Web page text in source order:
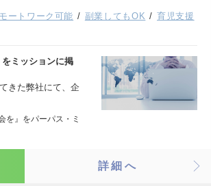
ートワーク可能 副業してもOK
育児支援
をミッションに掲
きた弊社にて、企
を』をパーパス・ミ
詳細へ